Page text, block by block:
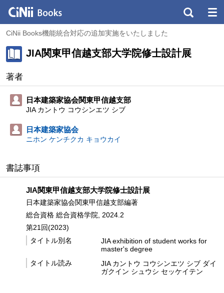
CiNii Books機能統合対応の追加実施をいたしました
JIA関東甲信越支部大学院修士設計展
著者
日本建築家協会関東甲信越支部
JIA カントウ コウシンエツ シブ
日本建築家協会
ニホン ケンチクカ キョウカイ
書誌事項
JIA関東甲信越支部大学院修士設計展
日本建築家協会関東甲信越支部編著
総合資格 総合資格学院, 2024.2
第21回(2023)
タイトル別名
JIA exhibition of student works for
master's degree
タイトル読み
JIA カントウ コウシンエツ シブ ダイ
ガクイン シュウシ セッケイテン